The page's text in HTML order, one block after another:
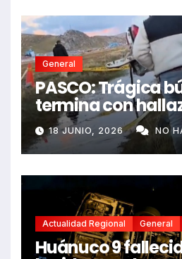
General
PASCO: Trágica
termina con
sin vida en
18 JUNIO, 2026 NO
Actualidad Regional General
Huánuco 9